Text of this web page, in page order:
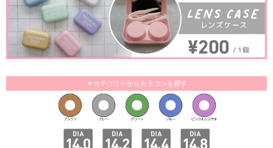
▼カテゴリーからカラコンを探す